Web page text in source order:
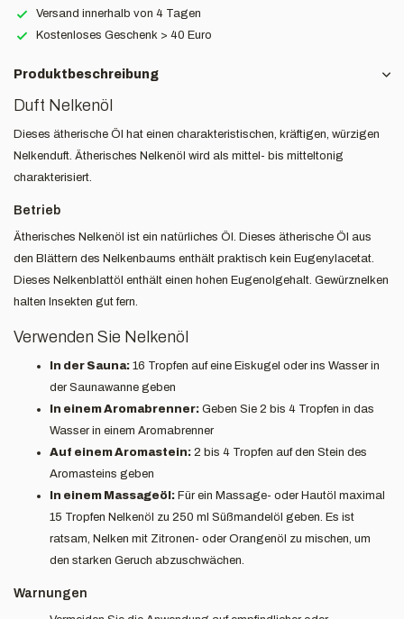
Versand innerhalb von 4 Tagen
Kostenloses Geschenk > 40 Euro
Produktbeschreibung
Duft Nelkenöl
Dieses ätherische Öl hat einen charakteristischen, kräftigen, würzigen
Nelkenduft. Ätherisches Nelkenöl wird als mittel- bis mitteltonig
charakterisiert.
Betrieb
Ätherisches Nelkenöl ist ein natürliches Öl. Dieses ätherische Öl aus
den Blättern des Nelkenbaums enthält praktisch kein Eugenylacetat.
Dieses Nelkenblattöl enthält einen hohen Eugenolgehalt. Gewürznelken
halten Insekten gut fern.
Verwenden Sie Nelkenöl
In der Sauna: 16 Tropfen auf eine Eiskugel oder ins Wasser in
der Saunawanne geben
In einem Aromabrenner: Geben Sie 2 bis 4 Tropfen in das
Wasser in einem Aromabrenner
Auf einem Aromastein: 2 bis 4 Tropfen auf den Stein des
Aromasteins geben
In einem Massageöl: Für ein Massage- oder Hautöl maximal
15 Tropfen Nelkenöl zu 250 ml Süßmandelöl geben. Es ist
ratsam, Nelken mit Zitronen- oder Orangenöl zu mischen, um
den starken Geruch abzuschwächen.
Warnungen